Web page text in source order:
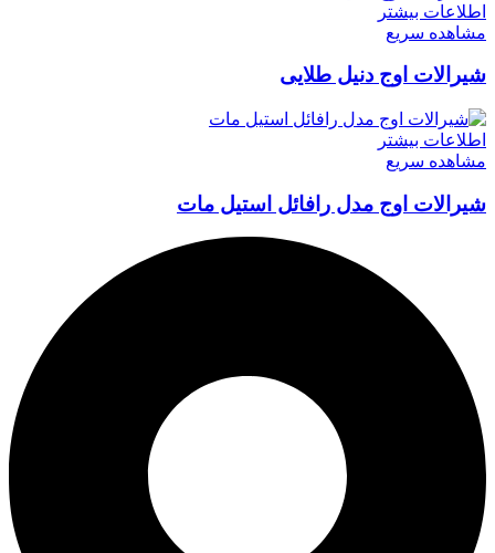
اطلاعات بیشتر
مشاهده سریع
شیرالات اوج دنیل طلایی
اطلاعات بیشتر
مشاهده سریع
شیرالات اوج مدل رافائل استیل مات